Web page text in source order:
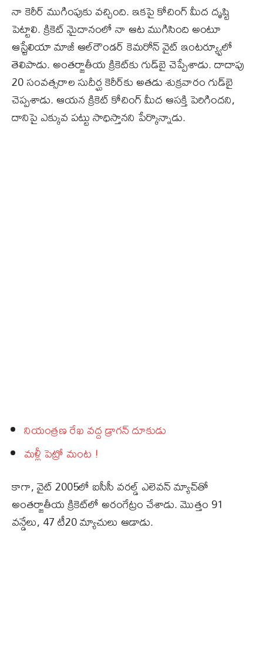
నా కెరీర్‌ ముగింపుకు వచ్చింది. ఇకపై కోచింగ్‌ మీద దృష్టి
పెట్టాలి. క్రికెట్‌ మైదానంలో నా ఆట ముగిసింది అంటూ
ఆస్ర్టేలియా మాజీ ఆల్‌రౌండర్‌ కెమరోన్‌ వైట్‌ ఇంటర్య్వూలో
తెలిపాడు. అంతర్జాతీయ క్రికెట్‌కు గుడ్‌బై చెప్పేశాడు. దాదాపు
20 సంవత్సరాల సుదీర్ఘ కెరీర్‌కు అతడు శుక్రవారం గుడ్‌బై
చెప్పశాడు. ఆయన క్రికెట్‌ కోచింగ్‌ మీద ఆసక్తి పెరిగిందని,
దానిపై ఎక్కువ పట్టు సాధిస్తానని పేర్కొన్నాడు.
నియంత్రణ రేఖ వద్ద డ్రాగన్‌ దూకుడు
మళ్లీ పెట్రో మంట !
కాగా, వైట్ 2005లో ఐసీసీ వరల్డ్ ఎలెవన్ మ్యాచ్‌తో
అంతర్జాతీయ క్రికెట్‌లో అరంగేట్రం చేశాడు. మొత్తం 91
వన్డేలు, 47 టీ20 మ్యాచులు ఆడాడు.